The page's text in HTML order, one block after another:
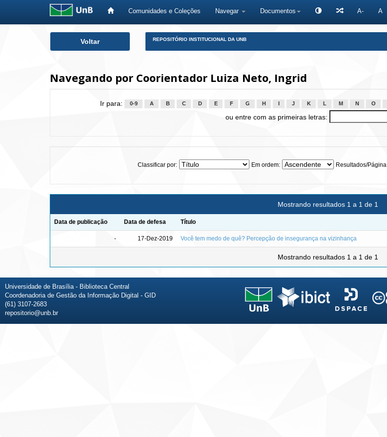
Comunidades e Coleções Navegar Documentos A- A
Voltar REPOSITÓRIO INSTITUCIONAL DA UNB
Navegando por Coorientador Luiza Neto, Ingrid
Ir para: 0-9 A B C D E F G H J K L M N O
ou entre com as primeiras letras:
Classificar por: Em ordem: Resultados/Página
Mostrando resultados 1 a 1 de 1
Data de publicação Data de defesa Título
- 17-Dez-2019 Você tem medo de quê? Percepção de insegurança na vizinhança
Mostrando resultados 1 a 1 de 1
Universidade de Brasília - Biblioteca Central
Coordenadoria de Gestão da Informação Digital - GID
(61) 3107-2683
repositorio@unb.br